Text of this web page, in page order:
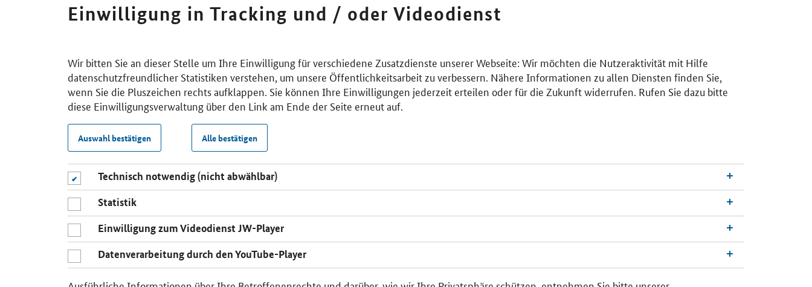
Einwilligung in Tracking und / oder Videodienst
Wir bitten Sie an dieser Stelle um Ihre Einwilligung für verschiedene Zusatzdienste unserer Webseite: Wir möchten die Nutzeraktivität mit Hilfe
datenschutzfreundlicher Statistiken verstehen, um unsere Öffentlichkeitsarbeit zu verbessern. Nähere Informationen zu allen Diensten finden Sie,
wenn Sie die Pluszeichen rechts aufklappen. Sie können Ihre Einwilligungen jederzeit erteilen oder für die Zukunft widerrufen. Rufen Sie dazu bitte
diese Einwilligungsverwaltung über den Link am Ende der Seite erneut auf.
Auswahl bestätigen Alle bestätigen
Technisch notwendig (nicht abwählbar)
Statistik
Einwilligung zum Videodienst JW-Player
Datenverarbeitung durch den YouTube-Player